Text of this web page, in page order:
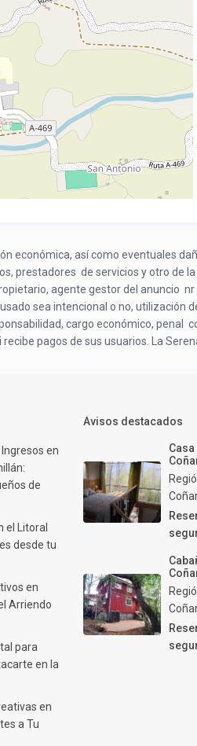
económica, así como eventuales
prestadores de servicios y otro de
agente gestor del anuncio nr
sea intencional o no,
cargo económico, penal
pagos de sus usuarios. La
en
de
el Litoral
desde tu
en
Arriendo
para
en la
en
a Tu
Avisos destacados